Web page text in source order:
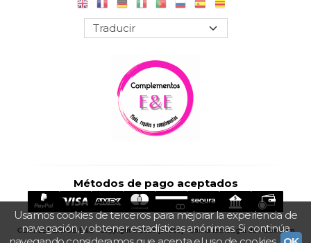
Métodos de pago aceptados
COMPLEMENTOS E&E- Copyright © 2026 [30665] - Con la tecnología de Palbin.com
Usamos cookies de terceros para mejorar la experiencia de
navegación, y obtener estadísticas anónimas. Si continúa